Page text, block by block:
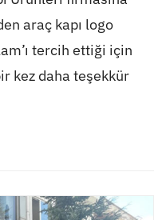
araç kapı logo
tercih ettiği için
kez daha teşekkür